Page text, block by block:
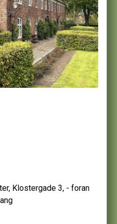
Klostergade 3, - foran